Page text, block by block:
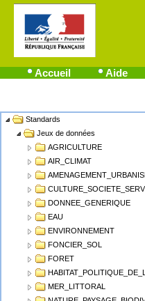
Accueil Aide
Name Standards
Jeux de données
AGRICULTURE
AIR_CLIMAT
DONNEE_GENERIQUE
EAU
ENVIRONNEMENT
FONCIER_SOL
FORET
MER_LITTORAL